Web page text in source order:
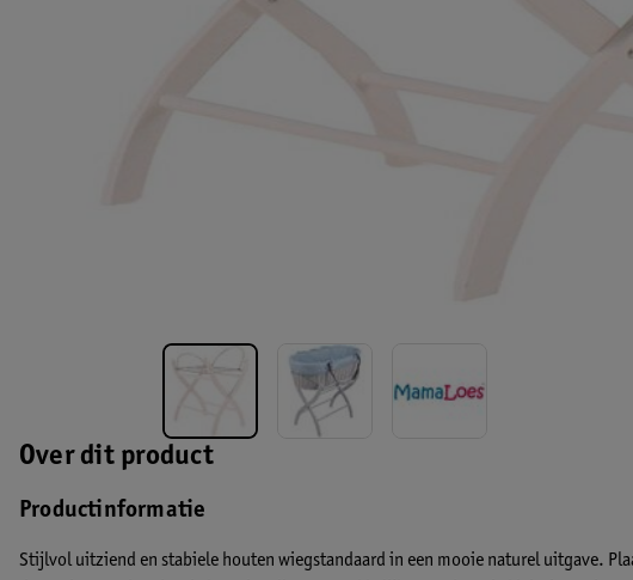
Over dit product
Productinformatie
Stijlvol uitziend en stabiele houten wiegstandaard in een mooie naturel uitgave.